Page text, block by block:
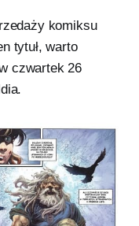
komiksu
tytuł, warto
czwartek 26